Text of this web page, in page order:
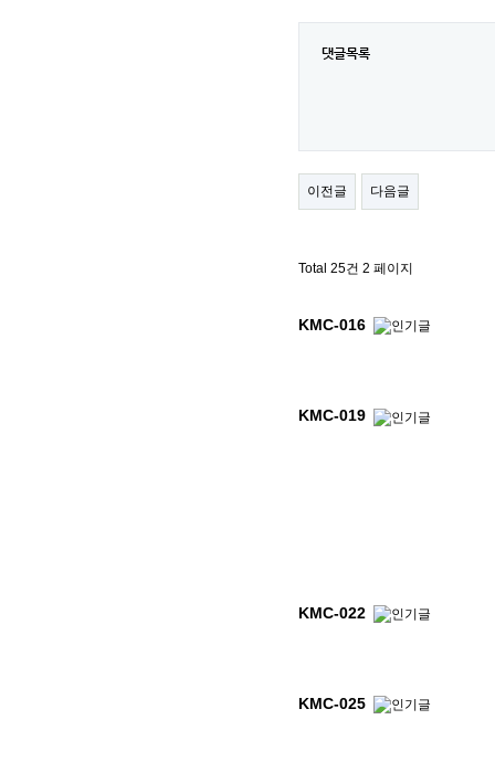
댓글목록
이전글 다음글
Total 25건 2 페이지
KMC-016
KMC-019
KMC-022
KMC-025